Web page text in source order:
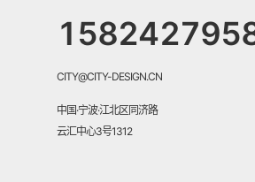
CITY@CITY-DESIGN.CN
中国·宁波·江北区同济路
云汇中心3号1312